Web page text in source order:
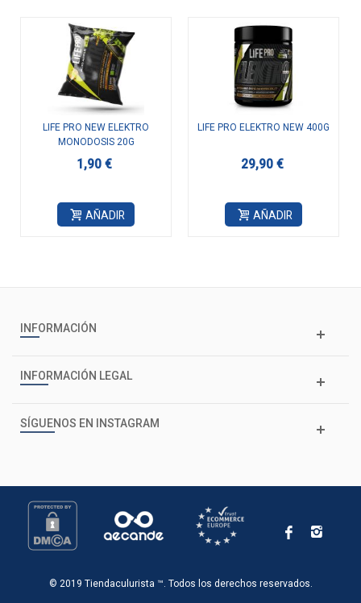
LIFE PRO NEW ELEKTRO
MONODOSIS 20G
1,90 €
AÑADIR
LIFE PRO ELEKTRO NEW 400G
29,90 €
AÑADIR
INFORMACIÓN
INFORMACIÓN LEGAL
SÍGUENOS EN INSTAGRAM
© 2019 Tiendaculurista ™. Todos los derechos reservados.